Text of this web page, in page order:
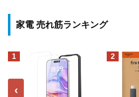
家電 売れ筋ランキング
‹
1 2